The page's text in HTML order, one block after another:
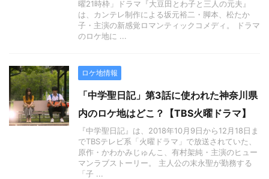
曜21時枠」ドラマ『大豆田とわ子と三人の元夫』
は、カンテレ制作による坂元裕二・脚本、松たか
子・主演の新感覚ロマンティックコメディ。 ドラマ
のロケ地に ...
ロケ地情報
「中学聖日記」第3話に使われた神奈川県
内のロケ地はどこ？【TBS火曜ドラマ】
『中学聖日記』は、2018年10月9日から12月18日ま
でTBSテレビ系「火曜ドラマ」で放送されていた、
原作・かわかみじゅんこ、有村架純・主演のヒュー
マンラブストーリー。 主人公の末永聖が勤務する
「子 ...